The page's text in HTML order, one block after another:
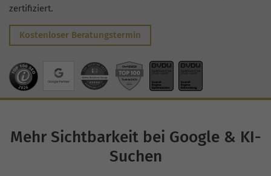
zertifiziert.
Kostenloser Beratungstermin
Mehr Sichtbarkeit bei Google & KI-
Suchen